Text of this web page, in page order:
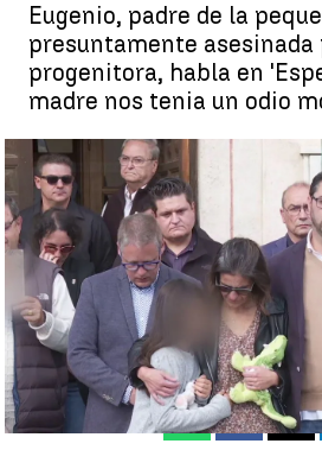
Eugenio, padre de la
presuntamente asesinada
progenitora, habla en
madre nos tenia un odio
El padre de la pequeña Olivia, en el
Enrique Forján
Publicado:
03 de noviembre de
Whatsapp X